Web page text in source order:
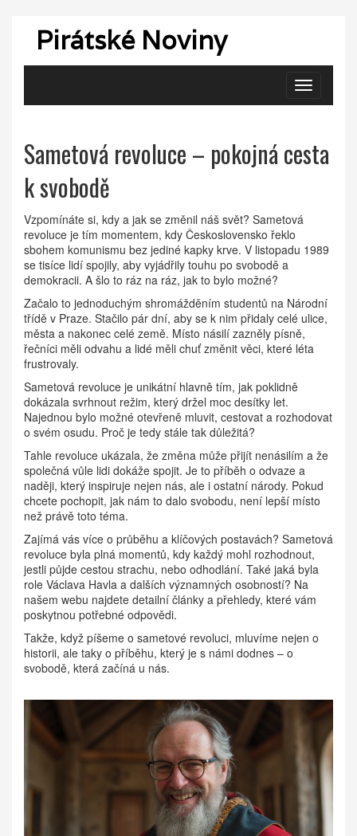
Pirátské Noviny
Zobrazit
navigaci
Sametová revoluce – pokojná cesta
k svobodě
Vzpomínáte si, kdy a jak se změnil náš svět? Sametová
revoluce je tím momentem, kdy Československo řeklo
sbohem komunismu bez jediné kapky krve. V listopadu 1989
se tisíce lidí spojily, aby vyjádřily touhu po svobodě a
demokracii. A šlo to ráz na ráz, jak to bylo možné?
Začalo to jednoduchým shromážděním studentů na Národní
třídě v Praze. Stačilo pár dní, aby se k nim přidaly celé ulice,
města a nakonec celé země. Místo násilí zazněly písně,
řečníci měli odvahu a lidé měli chuť změnit věci, které léta
frustrovaly.
Sametová revoluce je unikátní hlavně tím, jak poklidně
dokázala svrhnout režim, který držel moc desítky let.
Najednou bylo možné otevřeně mluvit, cestovat a rozhodovat
o svém osudu. Proč je tedy stále tak důležitá?
Tahle revoluce ukázala, že změna může přijít nenásilím a že
společná vůle lidi dokáže spojit. Je to příběh o odvaze a
naději, který inspiruje nejen nás, ale i ostatní národy. Pokud
chcete pochopit, jak nám to dalo svobodu, není lepší místo
než právě toto téma.
Zajímá vás více o průběhu a klíčových postavách? Sametová
revoluce byla plná momentů, kdy každý mohl rozhodnout,
jestli půjde cestou strachu, nebo odhodlání. Také jaká byla
role Václava Havla a dalších významných osobností? Na
našem webu najdete detailní články a přehledy, které vám
poskytnou potřebné odpovědi.
Takže, když píšeme o sametové revoluci, mluvíme nejen o
historii, ale taky o příběhu, který je s námi dodnes – o
svobodě, která začíná u nás.